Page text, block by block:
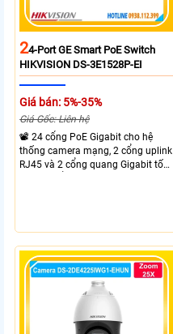
24-Port GE Smart PoE Switch
HIKVISION DS-3E1528P-EI
Giá bán: 5%-35%
Giá Gốc: Liên hệ
📽 24 cổng PoE Gigabit cho hệ
thống camera mạng, 2 cổng uplink
RJ45 và 2 cổng quang Gigabit tốc